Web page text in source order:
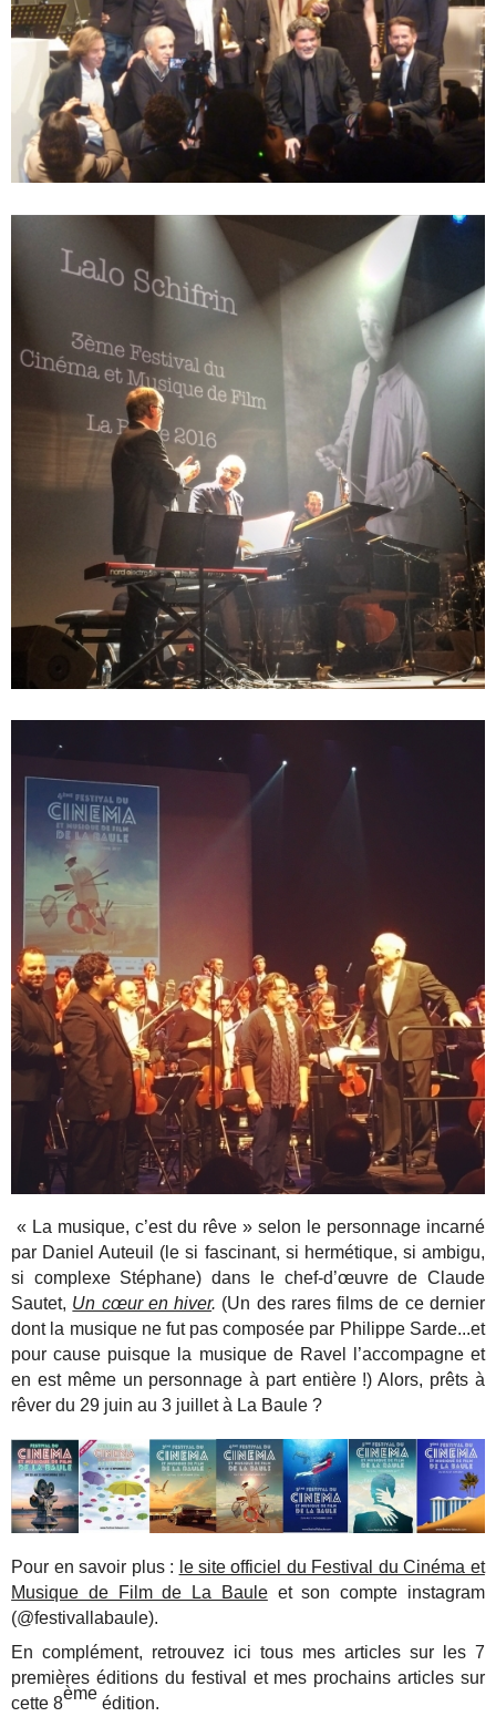
« La musique, c’est du rêve » selon le personnage incarné
par Daniel Auteuil (le si fascinant, si hermétique, si ambigu,
si complexe Stéphane) dans le chef-d’œuvre de Claude
Sautet, Un cœur en hiver. (Un des rares films de ce dernier
dont la musique ne fut pas composée par Philippe Sarde...et
pour cause puisque la musique de Ravel l’accompagne et
en est même un personnage à part entière !) Alors, prêts à
rêver du 29 juin au 3 juillet à La Baule ?
Pour en savoir plus : le site officiel du Festival du Cinéma et
Musique de Film de La Bauleet son compte instagram
(@festivallabaule).
En complément, retrouvez ici tous mes articles sur les 7
premières éditions du festival et mes prochains articles sur
cette 8ème édition.